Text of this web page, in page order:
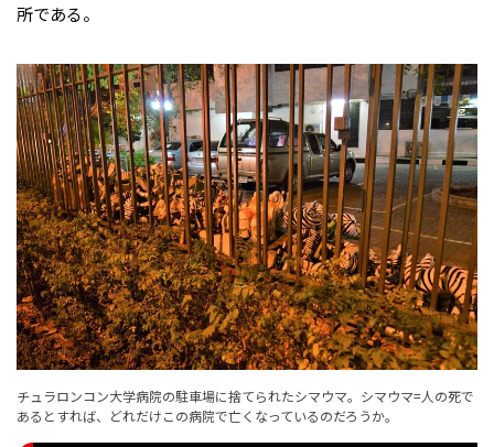
所である。
チュラロンコン大学病院の駐車場に捨てられたシマウマ。シマウマ=人の死で
あるとすれば、どれだけこの病院で亡くなっているのだろうか。